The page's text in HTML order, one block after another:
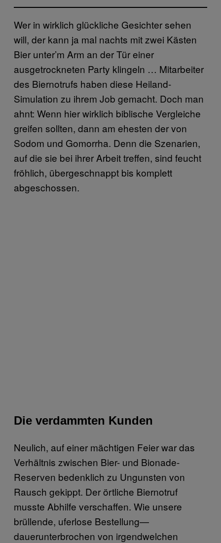
Wer in wirklich glückliche Gesichter sehen
will, der kann ja mal nachts mit zwei Kästen
Bier unter’m Arm an der Tür einer
ausgetrockneten Party klingeln … Mitarbeiter
des Biernotrufs haben diese Heiland-
Simulation zu ihrem Job gemacht. Doch man
ahnt: Wenn hier wirklich biblische Vergleiche
greifen sollten, dann am ehesten der von
Sodom und Gomorrha. Denn die Szenarien,
auf die sie bei ihrer Arbeit treffen, sind feucht
fröhlich, übergeschnappt bis komplett
abgeschossen.
Die verdammten Kunden
Neulich, auf einer mächtigen Feier war das
Verhältnis zwischen Bier- und Bionade-
Reserven bedenklich zu Ungunsten von
Rausch gekippt. Der örtliche Biernotruf
musste Abhilfe verschaffen. Wie unsere
brüllende, uferlose Bestellung—
dauerunterbrochen von irgendwelchen